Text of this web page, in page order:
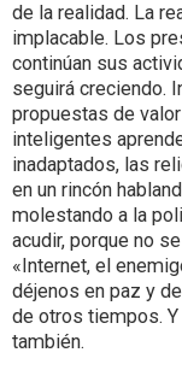
de la realidad. La
implacable. Los
continúan sus
seguirá creciendo.
propuestas de
inteligentes
inadaptados, las
en un rincón
molestando a la
acudir, porque no
«Internet, el
déjenos en paz y
de otros tiempos.
también.